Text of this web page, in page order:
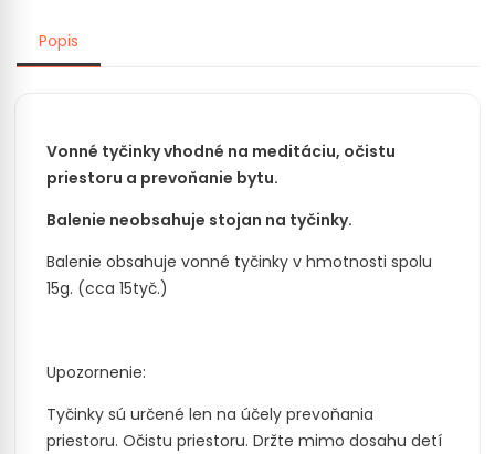
Popis
Vonné tyčinky vhodné na meditáciu, očistu
priestoru a prevoňanie bytu.
Balenie neobsahuje stojan na tyčinky.
Balenie obsahuje vonné tyčinky v hmotnosti spolu
15g. (cca 15tyč.)
Upozornenie:
Tyčinky sú určené len na účely prevoňania
priestoru. Očistu priestoru. Držte mimo dosahu detí